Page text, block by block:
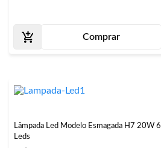
Comprar
Lâmpada Led Modelo Esmagada H7 20W 6
Leds